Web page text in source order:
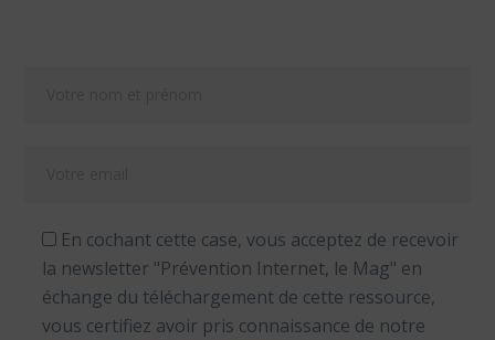
En cochant cette case, vous acceptez de recevoir
la newsletter "Prévention Internet, le Mag" en
échange du téléchargement de cette ressource,
vous certifiez avoir pris connaissance de notre